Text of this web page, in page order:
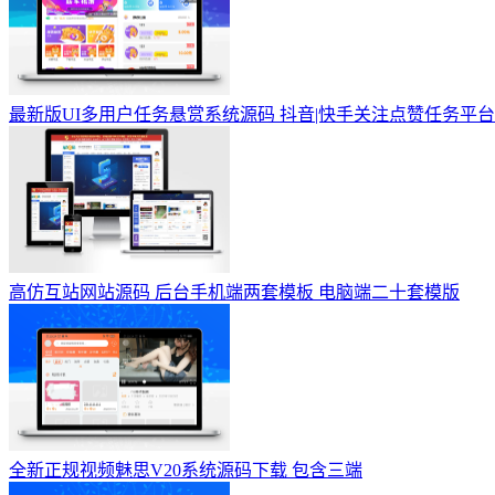
最新版UI多用户任务悬赏系统源码 抖音|快手关注点赞任务平
高仿互站网站源码 后台手机端两套模板 电脑端二十套模版
全新正规视频魅思V20系统源码下载 包含三端